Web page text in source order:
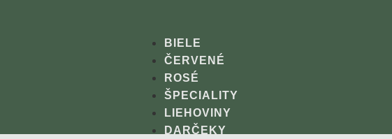
BIELE
ČERVENÉ
ROSÉ
ŠPECIALITY
LIEHOVINY
DARČEKY